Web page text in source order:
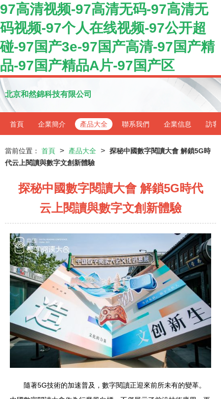
97高清视频-97高清无码-97高清无
码视频-97个人在线视频-97公开超
碰-97国产3e-97国产高清-97国产精
品-97国产精品A片-97国产区
北京和然錦科技有限公司
首頁 企業簡介 產品大全 聯系我們 企業信息 訪客
當前位置： 首頁 > 產品大全 > 探秘中國數字閱讀大會 解鎖5G時
代云上閱讀與數字文創新體驗
探秘中國數字閱讀大會 解鎖5G時代
云上閱讀與數字文創新體驗
隨著5G技術的加速普及，數字閱讀正迎來前所未有的變革。